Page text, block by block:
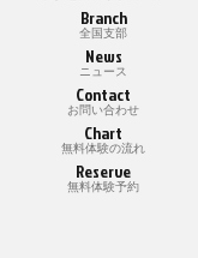
Branch
全国支部
News
ニュース
Contact
お問い合わせ
Chart
無料体験の流れ
Reserve
無料体験予約